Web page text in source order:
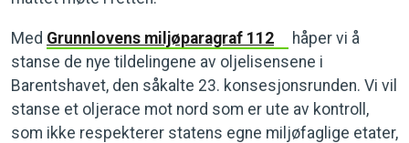
Med Grunnlovens miljøparagraf 112
håper vi å
stanse de nye tildelingene av oljelisensene i
Barentshavet, den såkalte 23. konsesjonsrunden. Vi vil
stanse et oljerace mot nord som er ute av kontroll,
som ikke respekterer statens egne miljøfaglige etater,